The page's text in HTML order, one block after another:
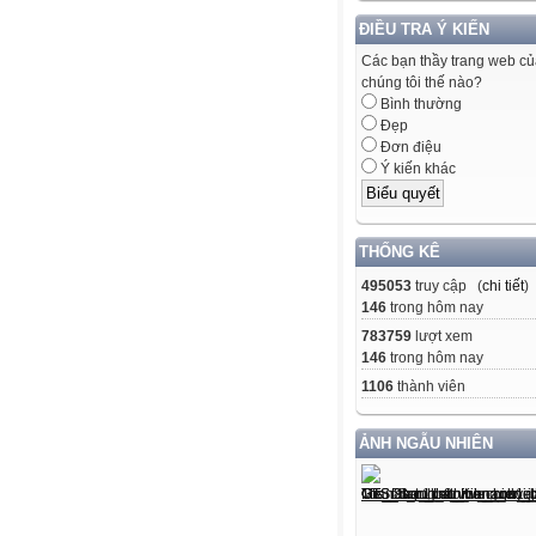
ĐIỀU TRA Ý KIẾN
Các bạn thầy trang web
chúng tôi thế nào?
Bình thường
Đẹp
Đơn điệu
Ý kiến khác
THỐNG KÊ
495053 truy cập (chi tiết)
146 trong hôm nay
783759 lượt xem
146 trong hôm nay
1106 thành viên
ẢNH NGẪU NHIÊN